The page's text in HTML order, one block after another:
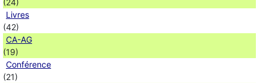
(24)
Livres
(42)
CA-AG
(19)
Conférence
(21)